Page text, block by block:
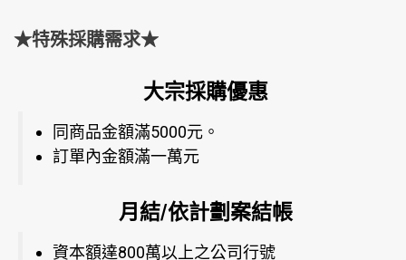
★特殊採購需求★
大宗採購優惠
同商品金額滿5000元。
訂單內金額滿一萬元
月結/依計劃案結帳
資本額達800萬以上之公司行號